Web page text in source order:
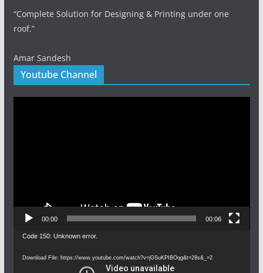
“Complete Solution for Designing & Printing under one
roof.”
Amar Sandesh
Youtube Channel
00:00 00:06
Video
Code 150: Unknown error.
Download File: https://www.youtube.com/watch?v=jGSuKPIBOqg&t=28s&_=2